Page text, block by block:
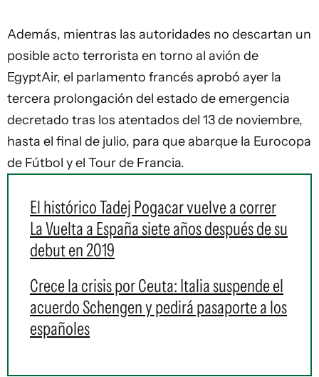
Además, mientras las autoridades no descartan un
posible acto terrorista en torno al avión de
EgyptAir, el parlamento francés aprobó ayer la
tercera prolongación del estado deemergencia
decretado tras los atentados del 13 de noviembre,
hasta el final de julio, para que abarque la Eurocopa
de Fútbol y el Tour de Francia.
El histórico Tadej Pogacar vuelve a correr
La Vuelta a España siete años después de su
debut en 2019
Crece la crisis por Ceuta: Italia suspende el
acuerdo Schengen y pedirá pasaporte a los
españoles